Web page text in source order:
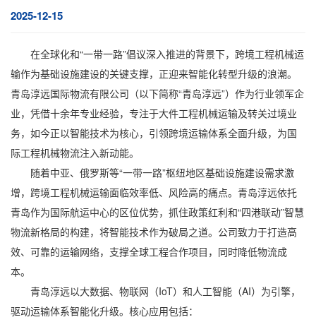
2025-12-15
在全球化和“一带一路”倡议深入推进的背景下， 跨境工程机械运
输作为基础设施建设的关键支撑，正迎来智能化转型升级的浪潮。
青岛淳远国际物流有限公司 （以下简称“青岛淳远”）作为行业领军企
业，凭借十余年专业经验，专注于大件工程机械运输及转关过境业
务，如今正以智能技术为核心，引领跨境运输体系全面升级，为国
际工程机械物流注入新动能。
随着中亚、俄罗斯等“一带一路”枢纽地区基础设施建设需求激
增，跨境工程机械运输面临效率低、风险高的痛点。青岛淳远依托
青岛作为国际航运中心的区位优势，抓住政策红利和“四港联动”智慧
物流新格局的构建，将智能技术作为破局之道。公司致力于打造高
效、可靠的运输网络，支撑全球工程合作项目，同时降低物流成
本。
青岛淳远以大数据、物联网（IoT）和人工智能（AI）为引擎，
驱动运输体系智能化升级。核心应用包括：